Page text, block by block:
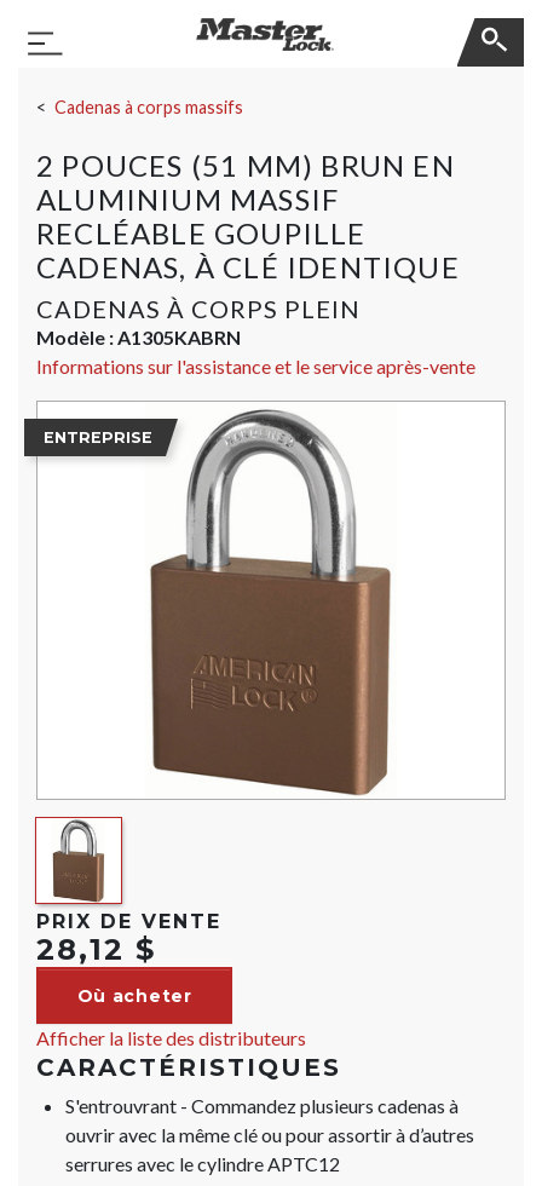
Basculer la navigation
Cadenas à corps massifs
2 POUCES (51 MM) BRUN EN
ALUMINIUM MASSIF
RECLÉABLE GOUPILLE
CADENAS, À CLÉ IDENTIQUE
CADENAS À CORPS PLEIN
Modèle :A1305KABRN
Informations sur l'assistance et le service après-vente
ENTREPRISE
PRIX DE VENTE
28,12 $
Où acheter
Afficher la liste des distributeurs
CARACTÉRISTIQUES
S'entrouvrant - Commandez plusieurs cadenas à
ouvrir avec la même clé ou pour assortir à d’autres
serrures avec le cylindre APTC12